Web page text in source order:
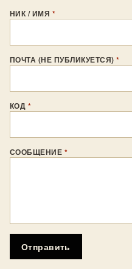
НИК / ИМЯ *
ПОЧТА (НЕ ПУБЛИКУЕТСЯ)*
КОД *
СООБЩЕНИЕ *
Отправить